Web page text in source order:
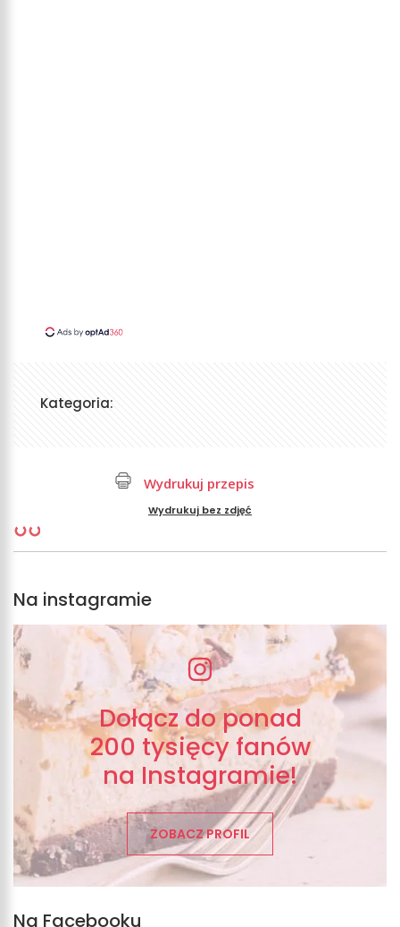
Kategoria:
Wydrukuj przepis
Wydrukuj bez zdjęć
Na instagramie
Dołącz do ponad
200 tysięcy fanów
na Instagramie!
ZOBACZ PROFIL
Na Facebooku